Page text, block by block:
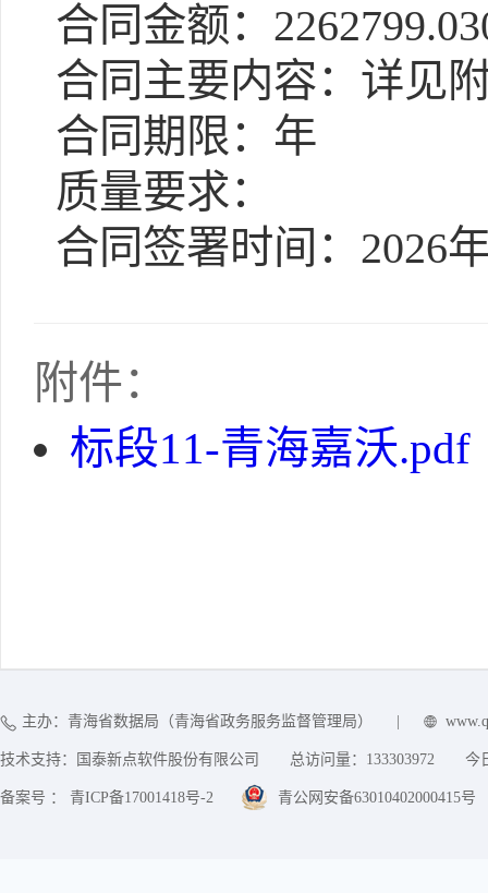
合同金额：
合同主要内容：详见
合同期限：年
质量要求：
合同签署时间：2026
附件：
标段11-青海嘉沃.pdf
主办：青海省数据局（青海省政务服务监督管理局）
技术支持：国泰新点软件股份有限公司 总访问量： 133303972 今
备案号 ： 青ICP备17001418号-2 青公网安备63010402000415号